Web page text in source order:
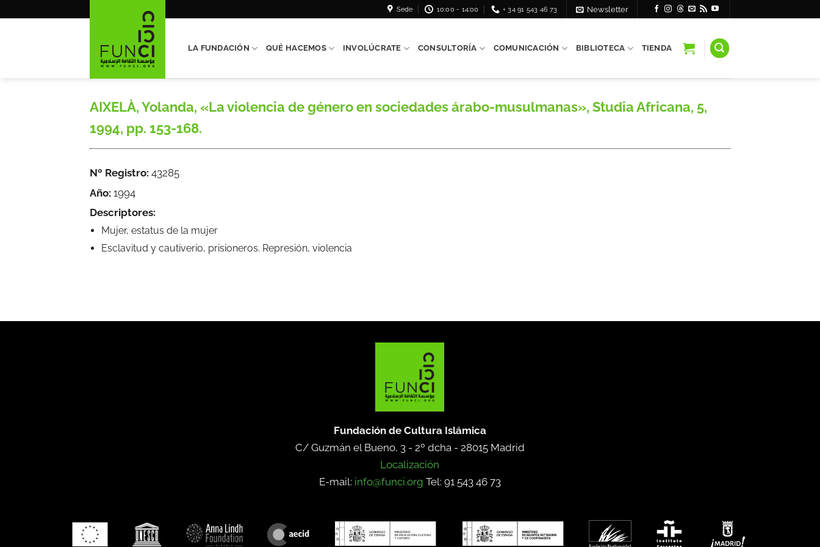
Sede 10:00 - 14:00 + 34 91 543 46 73 Newsletter
LA FUNDACIÓN QUÉ HACEMOS INVOLÚCRATE CONSULTORÍA COMUNICACIÓN BIBLIOTECA TIENDA
AIXELÀ, Yolanda, «La violencia de género en sociedades árabo-musulmanas», Studia Africana, 5,
1994, pp. 153-168.
Nº Registro: 43285
Año: 1994
Descriptores:
Mujer, estatus de la mujer
Esclavitud y cautiverio, prisioneros. Represión, violencia
Fundación de Cultura Islámica
C/ Guzmán el Bueno, 3 - 2º dcha - 28015 Madrid
Localización
E-mail: info@funci.org Tel: 91 543 46 73